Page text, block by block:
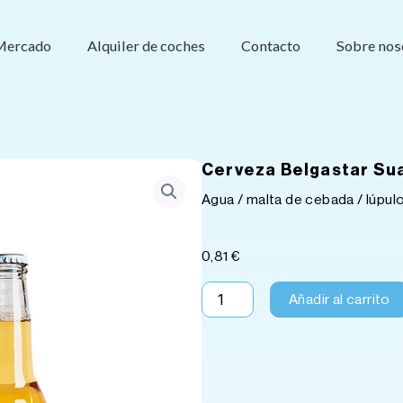
Alquiler de coches Contacto Sobre
Cerveza Belgastar
Agua / malta de cebada /
0,81€
Cerveza
Belgastar
Añadir al carrito